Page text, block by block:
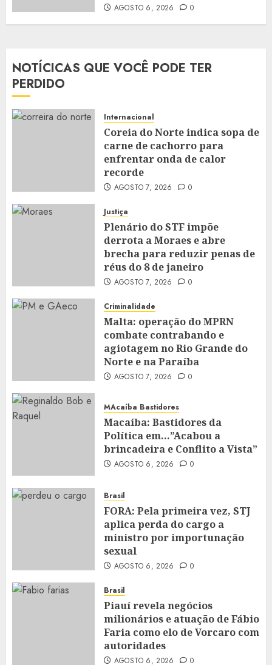
AGOSTO 6, 2026 0
NOTÍCICAS QUE VOCÊ PODE TER
PERDIDO
Internacional
Coreia do Norte indica sopa de
carne de cachorro para
enfrentar onda de calor
recorde
AGOSTO 7, 2026 0
Justiça
Plenário do STF impõe
derrota a Moraes e abre
brecha para reduzir penas de
réus do 8 de janeiro
AGOSTO 7, 2026 0
Criminalidade
Malta: operação do MPRN
combate contrabando e
agiotagem no Rio Grande do
Norte e na Paraíba
AGOSTO 7, 2026 0
MAcaíba Bastidores
Macaíba: Bastidores da
Política em…”Acabou a
brincadeira e Conflito a Vista”
AGOSTO 6, 2026 0
Brasil
FORA: Pela primeira vez, STJ
aplica perda do cargo a
ministro por importunação
sexual
AGOSTO 6, 2026 0
Brasil
Piauí revela negócios
milionários e atuação de Fábio
Faria como elo de Vorcaro com
autoridades
AGOSTO 6, 2026 0